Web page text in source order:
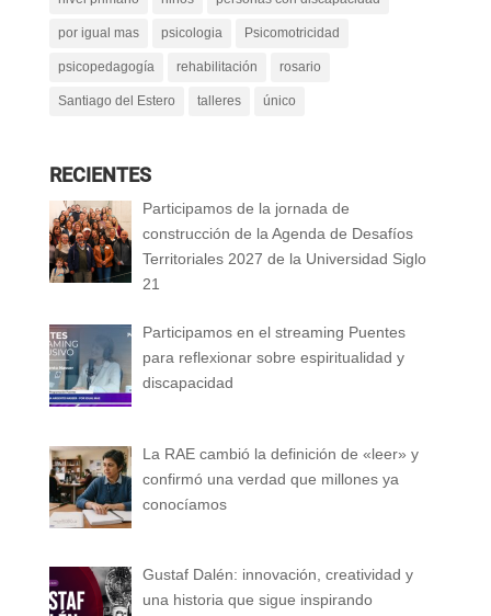
por igual mas psicologia Psicomotricidad
psicopedagogía rehabilitación rosario
Santiago del Estero talleres único
RECIENTES
Participamos de la jornada de
construcción de la Agenda de Desafíos
Territoriales 2027 de la Universidad Siglo
21
Participamos en el streaming Puentes
para reflexionar sobre espiritualidad y
discapacidad
La RAE cambió la definición de «leer» y
confirmó una verdad que millones ya
conocíamos
Gustaf Dalén: innovación, creatividad y
una historia que sigue inspirando